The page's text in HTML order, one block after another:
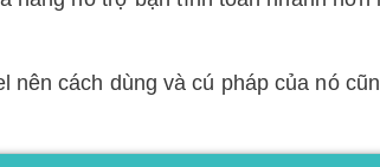
cách dùng và cú pháp của nó